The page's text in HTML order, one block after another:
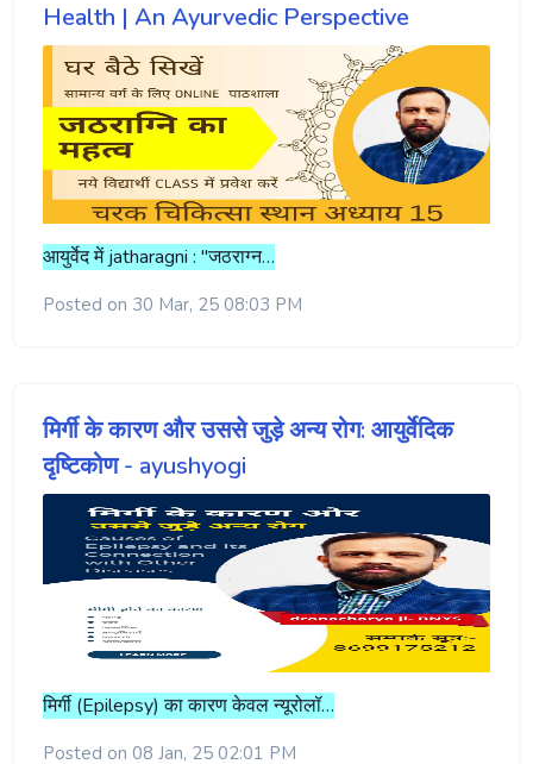
Health | An Ayurvedic Perspective
आयुर्वेद में jatharagni : "जठराग्न…
Posted on 30 Mar, 25 08:03 PM
मिर्गी के कारण और उससे जुड़े अन्य रोग: आयुर्वेदिक
दृष्टिकोण - ayushyogi
मिर्गी (Epilepsy) का कारण केवल न्यूरोलॉ…
Posted on 08 Jan, 25 02:01 PM